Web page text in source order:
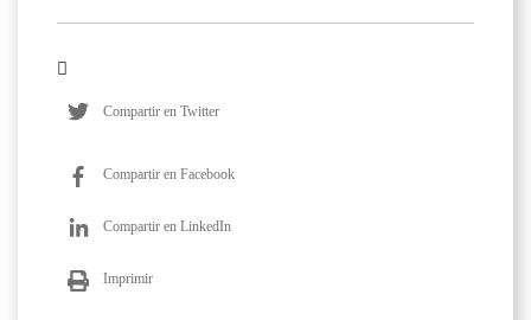
Compartir en Twitter
Compartir en Facebook
Compartir en LinkedIn
Imprimir